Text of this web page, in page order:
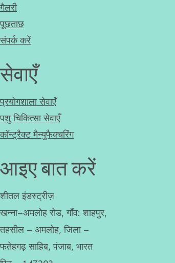
गैलरी
पूछताछ
संपर्क करें
सेवाएँ
प्रयोगशाला सेवाएँ
पशु चिकित्सा सेवाएँ
कॉन्ट्रैक्ट मैन्युफैक्चरिंग
आइए बात करें
शीतल इंडस्ट्रीज़
खन्ना–अमलोह रोड, गाँव: शाहपुर,
तहसील – अमलोह, जिला –
फतेहगढ़ साहिब, पंजाब, भारत